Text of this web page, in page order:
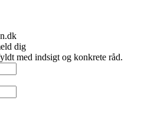
dig
med indsigt og konkrete råd.